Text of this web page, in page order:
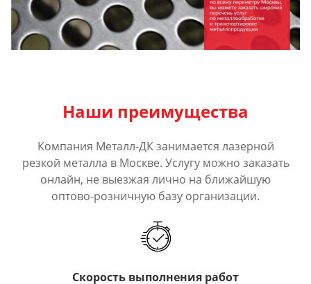
Наши преимущества
Компания Металл-ДК занимается лазерной
резкой металла в Москве. Услугу можно заказать
онлайн, не выезжая лично на ближайшую
оптово-розничную базу организации.
Скорость выполнения работ